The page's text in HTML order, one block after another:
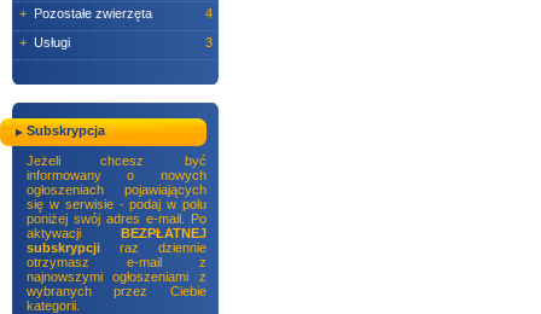
+ Pozostałe zwierzęta
4
+ Usługi 3
Subskrypcja
Jeżeli chcesz być
informowany o nowych
ogłoszeniach pojawiających
się w serwisie - podaj w polu
poniżej swój adres e-mail. Po
aktywacji BEZPŁATNEJ
subskrypcji raz dziennie
otrzymasz e-mail z
najnowszymi ogłoszeniami z
wybranych przez Ciebie
kategorii.